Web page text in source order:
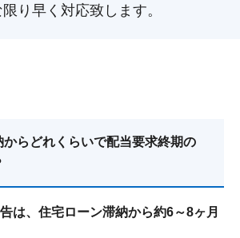
り早く対応致します。
らどれくらいで配当要求終期の
は、住宅ローン滞納から約6～8ヶ月